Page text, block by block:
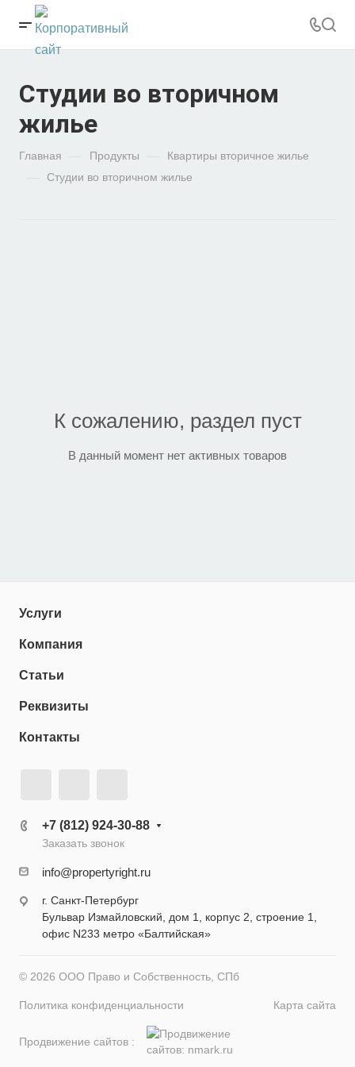
Студии во вторичном
жилье
Главная Продукты Квартиры вторичное жилье
Студии во вторичном жилье
К сожалению, раздел пуст
В данный момент нет активных товаров
Услуги
Компания
Статьи
Реквизиты
Контакты
+7 (812) 924-30-88
Заказать звонок
info@propertyright.ru
г. Санкт-Петербург
Бульвар Измайловский, дом 1, корпус 2, строение 1,
офис N233 метро «Балтийская»
© 2026 ООО Право и Собственность, СПб
Политика конфиденциальности Карта сайта
Продвижение сайтов :